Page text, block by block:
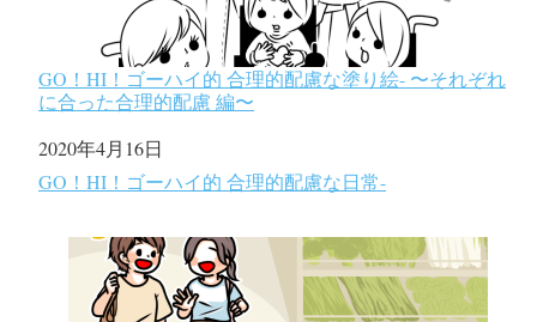
GO！HI！ゴーハイ的 合理的配慮な塗り絵- 〜それぞれ
に合った合理的配慮 編〜
日付
2020年4月16日
関連理由
GO！HI！ゴーハイ的 合理的配慮な日常-